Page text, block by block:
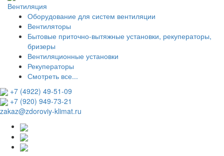
Вентиляция
Оборудование для систем вентиляции
Вентиляторы
Бытовые приточно-вытяжные установки, рекуператоры,
бризеры
Вентиляционные установки
Рекуператоры
Смотреть все...
+7 (4922) 49-51-09
+7 (920) 949-73-21
zakaz@zdoroviy-klimat.ru